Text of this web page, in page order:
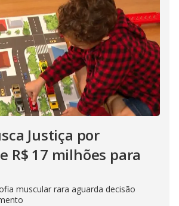
Justiça por
R$ 17 milhões para
muscular rara aguarda decisão